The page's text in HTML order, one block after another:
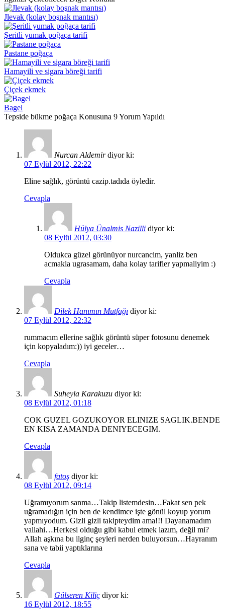
Jlevak (kolay boşnak mantısı)
Şeritli yumak poğaça tarifi
Pastane poğaça
Hamayili ve sigara böreği tarifi
Çiçek ekmek
Bagel
Tepside bükme poğaça Konusuna 9 Yorum Yapıldı
Nurcan Aldemir diyor ki:
07 Eylül 2012, 22:22
Eline sağlık, görüntü cazip.tadıda öyledir.
Cevapla
Hülya Ünalmis Nazilli diyor ki:
08 Eylül 2012, 03:30
Oldukca güzel görünüyor nurcancim, yanliz ben
acmakla ugrasamam, daha kolay tarifler yapmaliyim :)
Cevapla
Dilek Hanımın Mutfağı diyor ki:
07 Eylül 2012, 22:32
rummacım ellerine sağlık görüntü süper fotosunu denemek
için kopyaladım:)) iyi geceler…
Cevapla
Suheyla Karakuzu diyor ki:
08 Eylül 2012, 01:18
COK GUZEL GOZUKOYOR ELINIZE SAGLIK.BENDE
EN KISA ZAMANDA DENIYECEGIM.
Cevapla
fatoş diyor ki:
08 Eylül 2012, 09:14
Uğramıyorum sanma…Takip listemdesin…Fakat sen pek
uğramadığın için ben de kendimce işte gönül koyup yorum
yapmıyodum. Gizli gizli takipteydim ama!!! Dayanamadım
vallahi…Herkesi olduğu gibi kabul etmek lazım, değil mi?
Allah aşkına bu ilginç şeyleri nerden buluyorsun…Hayranım
sana ve tabii yaptıklarına
Cevapla
Gülseren Kiliç diyor ki:
16 Eylül 2012, 18:55